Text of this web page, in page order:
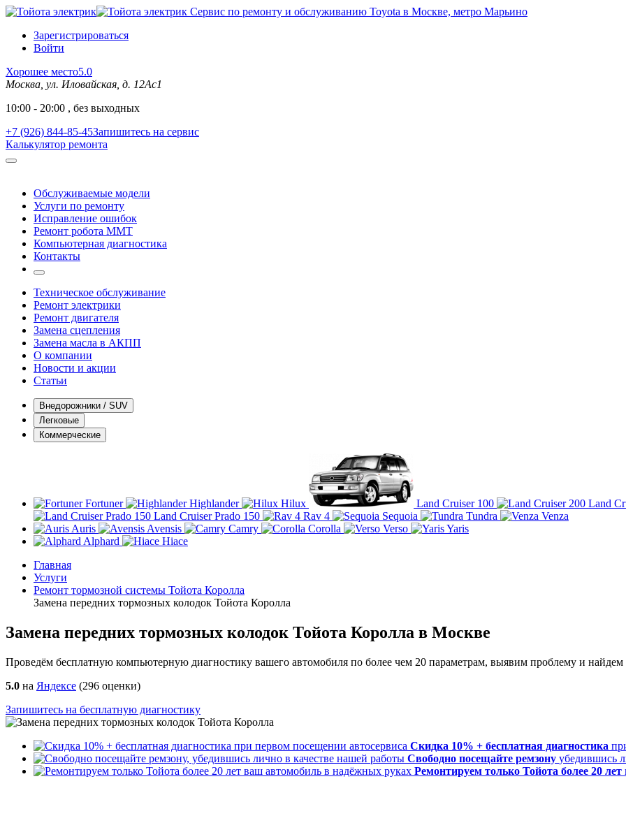
Сервис по ремонту и обслуживанию Toyota в Москве, метро Марьино
Зарегистрироваться
Войти
Хорошее место5.0
Москва, ул. Иловайская, д. 12Ас1
10:00 - 20:00 , без выходных
+7 (926) 844-85-45Запишитесь на сервис
Калькулятор ремонта
Обслуживаемые модели
Услуги по ремонту
Исправление ошибок
Ремонт робота MMT
Компьютерная диагностика
Контакты
Техническое обслуживание
Ремонт электрики
Ремонт двигателя
Замена сцепления
Замена масла в АКПП
О компании
Новости и акции
Статьи
Внедорожники / SUV
Легковые
Коммерческие
Fortuner Highlander Hilux Land Cruiser 100 Land
Land Cruiser Prado 150
Rav 4 Sequoia Tundra
Venza
Auris
Avensis Camry Corolla Verso
Yaris
Alphard
Hiace
Главная
Услуги
Ремонт тормозной системы Тойота Королла
Замена передних тормозных колодок Тойота Королла
Замена передних тормозных колодок Тойота Королла в Москве
Проведём бесплатную компьютерную диагностику вашего автомобиля по более чем 20 параметрам, выявим проблему и
5.0 на Яндексе (296 оценки)
Запишитесь на бесплатную диагностику
Скидка 10% + бесплатная диагностика
Свободно посещайте ремзону убедившись
Ремонтируем только Тойота более 20 лет